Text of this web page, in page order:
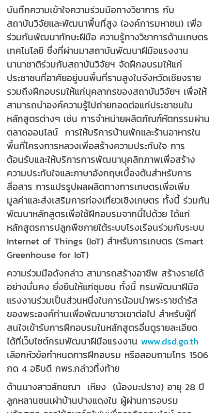
บันทึกความเข้าใจความร่วมมือทางวิชาการ กับ
สถาบันวิจัยและพัฒนาพื้นที่สูง (องค์การมหาชน) เพื่อ
ร่วมกันพัฒนาทักษะฝีมือ ความรู้ทางวิชาการด้านเกษตร
เทคโนโลยี ซึ่งที่ผ่านมาสถาบันพัฒนาฝีมือแรงงาน
นานาชาติร่วมกับสถาบันวิจัยฯ จัดฝึกอบรมให้แก่
ประชาชนที่อาศัยอยู่บนพื้นที่ราบสูงในจังหวัดเชียงราย
รวมถึงฝึกอบรมให้แก่บุคลากรของสถาบันวิจัยฯ เพื่อให้
สามารถนำองค์ความรู้ไปถ่ายทอดต่อแก่ประชาชนใน
หลักสูตรต่างๆ เช่น การจำหน่ายผลิตภัณฑ์หัตกรรมผ่าน
ตลาดออนไลน์ การให้บริการบ้านพักและร้านอาหารใน
พื้นที่โครงการหลวงเพื่อสร้างความประทับใจ การ
ต้อนรับและให้บริการการพัฒนาบุคลิกภาพเพื่อสร้าง
ความประทับใจและภาษาอังกฤษเบื้องต้นสำหรับการ
สื่อสาร การแปรรูปผลผลิตทางการเกษตรเพื่อเพิ่ม
มูลค่าและส่งเสริมการท่องเที่ยวเชิงเกษตร ทั้งนี้ ร่วมกัน
พัฒนาหลักสูตรเพื่อใช้ฝึกอบรมจากนี้ไปด้วย ได้แก่
หลักสูตรการปลูกพืชภายใต้ระบบโรงเรือนร่วมกับระบบ
Internet of Things (IoT) สำหรับการเกษตร (Smart
Greenhouse for IoT)
ความร่วมมือดังกล่าว สามารถสร้างอาชีพ สร้างรายได้
อย่างมั่นคง ยั่งยืนให้แก่ชุมชน ทั้งนี้ กรมพัฒนาฝีมือ
แรงงานร่วมเป็นส่วนหนึ่งในการน้อมนำพระราชดำรัส
ของพระองค์ท่านเพื่อพัฒนาชาวเขาต่อไป สำหรับผู้ที่
สนใจเข้ารับการฝึกอบรมในหลักสูตรอื่นดูรายละเอียด
ได้ที่เว็บไซต์กรมพัฒนาฝีมือแรงงาน www.dsd.go.th
เลือกหัวข้อกำหนดการฝึกอบรม หรือสอบถามโทร 1506
กด 4 อธิบดี กพร.กล่าวทิ้งท้าย
ด้านนางสาวลักขณา เหียง (น้องมะปราง) อายุ 28 ปี
ลูกหลานชนเผ่าบ้านปางแดงใน ผู้ผ่านการอบรม